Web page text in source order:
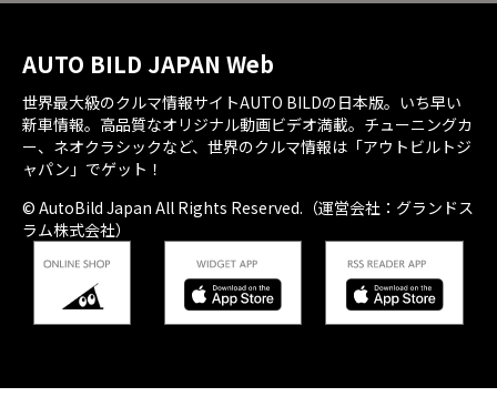
AUTO BILD JAPAN Web
世界最大級のクルマ情報サイトAUTO BILDの日本版。いち早い
新車情報。高品質なオリジナル動画ビデオ満載。チューニングカ
ー、ネオクラシックなど、世界のクルマ情報は「アウトビルトジ
ャパン」でゲット！
© AutoBild Japan All Rights Reserved.（運営会社：グランドス
ラム株式会社）